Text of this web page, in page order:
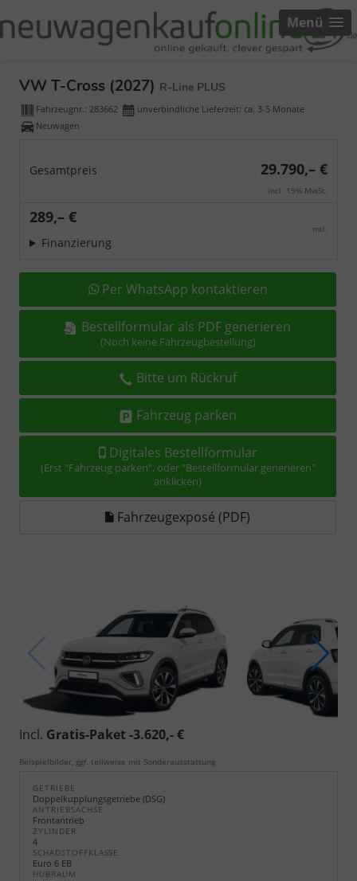
Menü
VW T-Cross (2027) R-Line PLUS
Fahrzeugnr.: 283662
unverbindliche Lieferzeit: ca. 3-5 Monate
Neuwagen
Gesamtpreis 29.790,– €
incl. 19% MwSt.
289,– €
mtl.
Finanzierung
Per WhatsApp kontaktieren
Bestellformular als PDF generieren
(Noch keine Fahrzeugbestellung)
Bitte um Rückruf
Fahrzeug parken
Digitales Bestellformular
(Erst "Fahrzeug parken", oder "Bestellformular generieren"
anklicken)
Fahrzeugexposé (PDF)
Incl. Gratis-Paket -3.620,- €
Beispielbilder, ggf. teilweise mit Sonderausstattung
GETRIEBE
Doppelkupplungsgetriebe (DSG)
ANTRIEBSACHSE
Frontantrieb
ZYLINDER
4
SCHADSTOFFKLASSE
Euro 6 EB
HUBRAUM